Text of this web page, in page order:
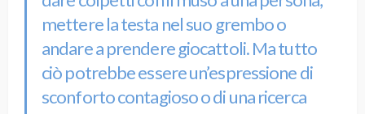
mettere la testa nel suo grembo o
andare a prendere giocattoli. Ma tutto
ciò potrebbe essere un’espressione di
sconforto contagioso o di una ricerca